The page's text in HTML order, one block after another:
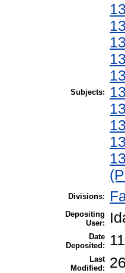
Subjects:
Divisions:
Depositing
User:
Date
Deposited:
Last
Modified: